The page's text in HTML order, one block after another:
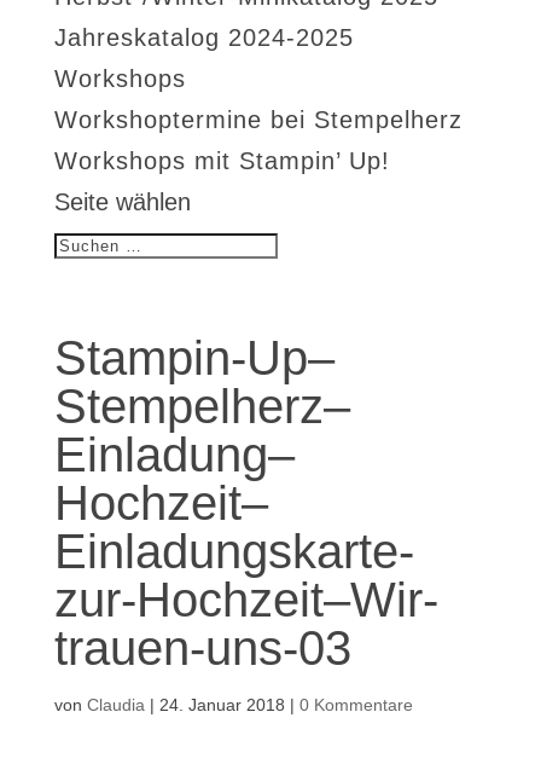
Jahreskatalog 2024-2025
Workshops
Workshoptermine bei Stempelherz
Workshops mit Stampin’ Up!
Seite wählen
Stampin-Up–
Stempelherz–
Einladung–
Hochzeit–
Einladungskarte-
zur-Hochzeit–Wir-
trauen-uns-03
von Claudia | 24. Januar 2018 | 0 Kommentare